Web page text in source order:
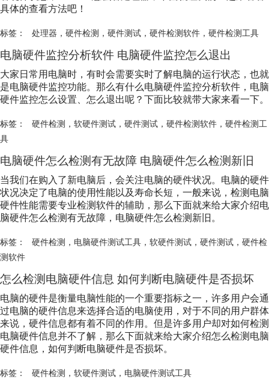
具体的查看方法吧！
标签： 处理器 ， 硬件检测 ， 硬件测试， 硬件检测软件， 硬件检测工具
电脑硬件监控分析软件 电脑硬件监控怎么退出
大家日常用电脑时，有时会需要实时了解电脑的运行状态，也就
是电脑硬件监控功能。那么有什么电脑硬件监控分析软件，电脑
硬件监控怎么设置、怎么退出呢？下面比较就带大家来看一下。
标签： 硬件检测 ， 软硬件测试， 硬件测试， 硬件检测软件， 硬件检测工
具
电脑硬件怎么检测有无故障 电脑硬件怎么检测新旧
当我们在购入了新电脑后，会关注电脑的硬件状况。电脑的硬件
状况决定了电脑的使用性能以及寿命长短，一般来说，检测电脑
硬件性能需要专业检测软件的辅助，那么下面就来给大家介绍电
脑硬件怎么检测有无故障，电脑硬件怎么检测新旧。
标签： 硬件检测 ， 电脑硬件测试工具， 软硬件测试， 硬件测试， 硬件检
测软件
怎么检测电脑硬件信息 如何判断电脑硬件是否损坏
电脑的硬件是衡量电脑性能的一个重要指标之一，许多用户会通
过电脑的硬件信息来选择合适的电脑使用，对于不同的用户群体
来说，硬件信息都有着不同的作用。但是许多用户却对如何检测
电脑硬件信息并不了解，那么下面就来给大家介绍怎么检测电脑
硬件信息，如何判断电脑硬件是否损坏。
标签： 硬件检测 ， 软硬件测试， 电脑硬件测试工具